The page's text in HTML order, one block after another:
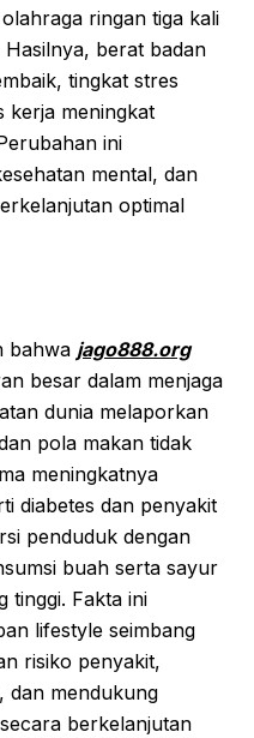
ringan tiga kali
berat badan
tingkat stres
kerja meningkat
ini
mental, dan
optimal
bahwa jago888.org
besar dalam menjaga
dunia melaporkan
pola makan tidak
meningkatnya
diabetes dan penyakit
penduduk dengan
buah serta sayur
tinggi. Fakta ini
lifestyle seimbang
risiko penyakit,
dan mendukung
berkelanjutan